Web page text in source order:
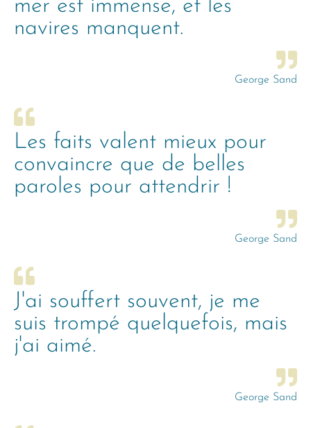
mer est immense, et les
navires manquent.
George Sand
Les faits valent mieux pour
convaincre que de belles
paroles pour attendrir !
George Sand
J'ai souffert souvent, je me
suis trompé quelquefois, mais
j'ai aimé.
George Sand